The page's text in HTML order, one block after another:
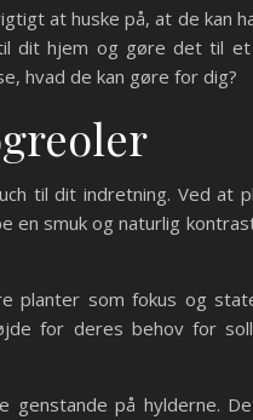
at huske på, at de kan
dit hjem og gøre det til
hvad de kan gøre for dig?
til dit indretning. Ved at
en smuk og naturlig
planter som fokus og
for deres behov for
genstande på hylderne.